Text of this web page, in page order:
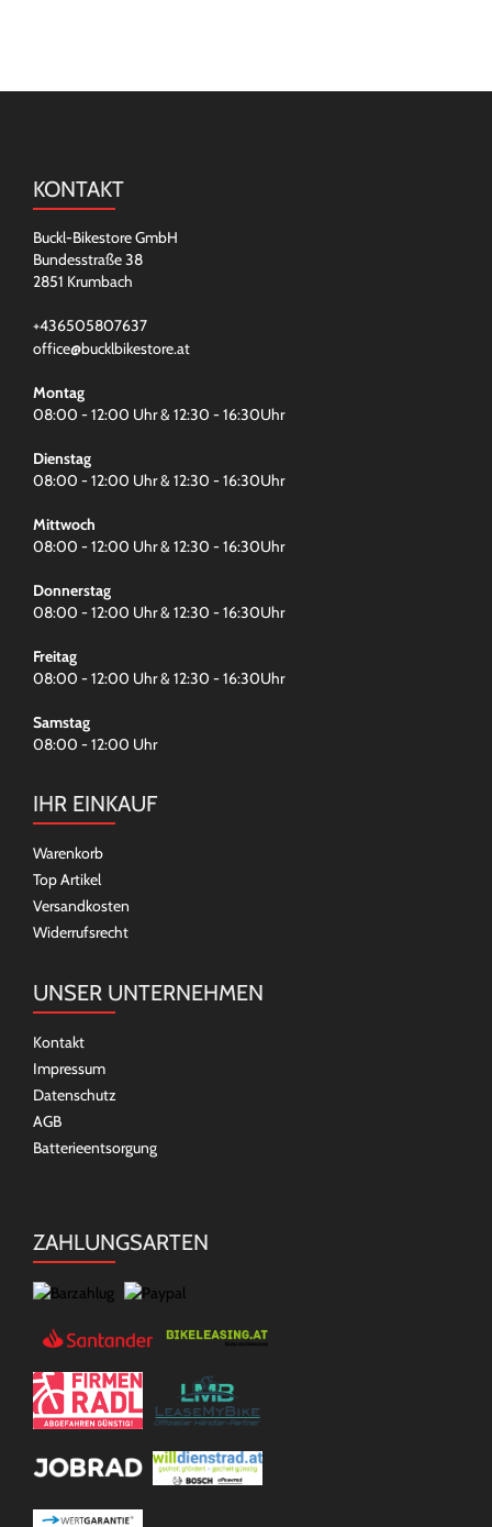
KONTAKT
Buckl-Bikestore GmbH
Bundesstraße 38
2851 Krumbach
+436505807637
office@bucklbikestore.at
Montag
08:00 - 12:00 Uhr & 12:30 - 16:30Uhr
Dienstag
08:00 - 12:00 Uhr & 12:30 - 16:30Uhr
Mittwoch
08:00 - 12:00 Uhr & 12:30 - 16:30Uhr
Donnerstag
08:00 - 12:00 Uhr & 12:30 - 16:30Uhr
Freitag
08:00 - 12:00 Uhr & 12:30 - 16:30Uhr
Samstag
08:00 - 12:00 Uhr
IHR EINKAUF
Warenkorb
Top Artikel
Versandkosten
Widerrufsrecht
UNSER UNTERNEHMEN
Kontakt
Impressum
Datenschutz
AGB
Batterieentsorgung
ZAHLUNGSARTEN